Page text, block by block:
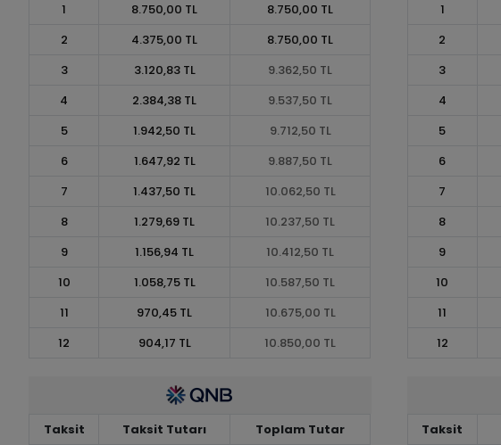
1
8.750,00 TL
8.750,00 TL
2
4.375,00 TL
8.750,00 TL
3
3.120,83 TL
9.362,50 TL
4
2.384,38 TL
9.537,50 TL
5
1.942,50 TL
9.712,50 TL
6
1.647,92 TL
9.887,50 TL
7
1.437,50 TL
10.062,50 TL
8
1.279,69 TL
10.237,50 TL
9
1.156,94 TL
10.412,50 TL
10
1.058,75 TL
10.587,50 TL
11
970,45 TL
10.675,00 TL
12
904,17 TL 10.850,00 TL
1
2
3
4
5
6
7
8
9
10
11
12
Taksit Taksit Tutarı
Toplam Tutar
Taksit